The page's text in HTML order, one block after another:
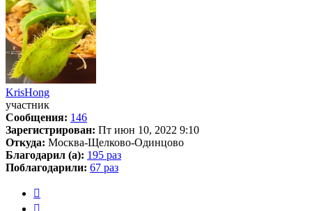
KrisHong
участник
Сообщения: 146
Зарегистрирован: Пт июн 10, 2022 9:10
Откуда: Москва-Щелково-Одинцово
Благодарил (а): 195 раз
Поблагодарили: 67 раз